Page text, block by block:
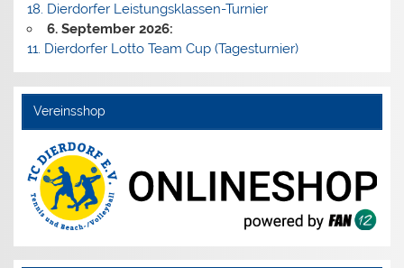
18. Dierdorfer Leistungsklassen-Turnier
6. September 2026:
11. Dierdorfer Lotto Team Cup (Tagesturnier)
Vereinsshop